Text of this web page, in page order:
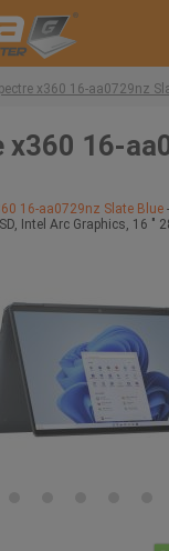
x360 16-aa0729nz
x360 16-
16-aa0729nz Slate Blue
Intel Arc Graphics, 16 "